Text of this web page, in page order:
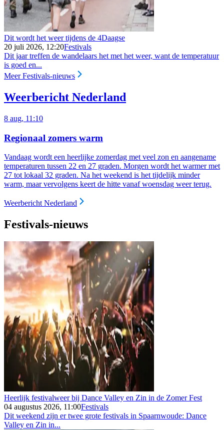
Dit wordt het weer tijdens de 4Daagse
20 juli 2026, 12:20Festivals
Dit jaar treffen de wandelaars het met het weer, want de temperatuur
is goed en...
Meer Festivals-nieuws
Weerbericht Nederland
8 aug, 11:10
Regionaal zomers warm
Vandaag wordt een heerlijke zomerdag met veel zon en aangename
temperaturen tussen 22 en 27 graden. Morgen wordt het warmer met
27 tot lokaal 32 graden. Na het weekend is het tijdelijk minder
warm, maar vervolgens keert de hitte vanaf woensdag weer terug.
Weerbericht Nederland
Festivals-nieuws
Heerlijk festivalweer bij Dance Valley en Zin in de Zomer Fest
04 augustus 2026, 11:00Festivals
Dit weekend zijn er twee grote festivals in Spaarnwoude: Dance
Valley en Zin in...